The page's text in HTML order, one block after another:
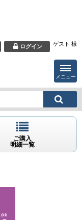
ログイン ゲスト 様
メニュー
ご購入
明細一覧